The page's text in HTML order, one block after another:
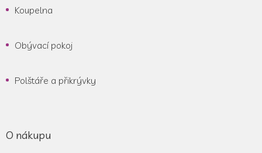
Koupelna
Obývací pokoj
Polštáře a přikrývky
O nákupu